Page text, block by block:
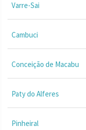
Varre-Sai
Cambuci
Conceição de Macabu
Paty do Alferes
Pinheiral